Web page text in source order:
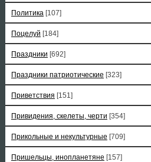
Политика [107]
Поцелуй [184]
Праздники [692]
Праздники патриотические [323]
Приветствия [151]
Привидения, скелеты, черти [354]
Прикольные и некультурные [709]
Пришельцы, инопланетяне [157]